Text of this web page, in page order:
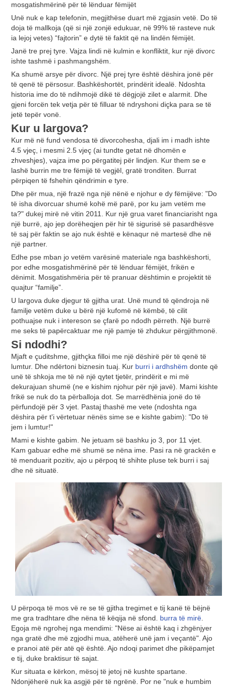
mosgatishmërinë për të lënduar fëmijët
Unë nuk e kap telefonin, megjithëse duart më zgjasin vetë. Do të
doja të mallkoja (që si një zonjë edukuar, në 99% të rasteve nuk
ia lejoj vetes) “fajtorin” e dytë të faktit që na lindën fëmijët.
Janë tre prej tyre. Vajza lindi në kulmin e konfliktit, kur një divorc
ishte tashmë i pashmangshëm.
Ka shumë arsye për divorc. Një prej tyre është dëshira jonë për
të qenë të përsosur. Bashkëshortët, prindërit idealë. Ndoshta
historia ime do të ndihmojë dikë të dëgjojë zilet e alarmit. Dhe
gjeni forcën tek vetja për të filluar të ndryshoni diçka para se të
jetë tepër vonë.
Kur u largova?
Kur më në fund vendosa të divorcohesha, djali im i madh ishte
4.5 vjeç, i mesmi 2.5 vjeç (ai tundte getat në dhomën e
zhveshjes), vajza ime po përgatitej për lindjen. Kur them se e
lashë burrin me tre fëmijë të vegjël, gratë tronditen. Burrat
përpiqen të fshehin qëndrimin e tyre.
Dhe për mua, një frazë nga një nënë e njohur e dy fëmijëve: "Do
të isha divorcuar shumë kohë më parë, por ku jam vetëm me
ta?" dukej mirë në vitin 2011. Kur një grua varet financiarisht nga
një burrë, ajo jep dorëheqjen për hir të sigurisë së pasardhësve
të saj për faktin se ajo nuk është e kënaqur në martesë dhe në
një partner.
Edhe pse mban jo vetëm varësinë materiale nga bashkëshorti,
por edhe mosgatishmërinë për të lënduar fëmijët, frikën e
dënimit. Mosgatishmëria për të pranuar dështimin e projektit të
quajtur “familje”.
U largova duke djegur të gjitha urat. Unë mund të qëndroja në
familje vetëm duke u bërë një kufomë në këmbë, të cilit
pothuajse nuk i intereson se çfarë po ndodh përreth. Një burrë
me seks të papërcaktuar me një pamje të zhdukur përgjithmonë.
Si ndodhi?
Mjaft e çuditshme, gjithçka filloi me një dëshirë për të qenë të
lumtur. Dhe ndërtoni biznesin tuaj. Kur burri i ardhshëm donte që
unë të shkoja me të në një qytet tjetër, prindërit e mi më
dekurajuan shumë (ne e kishim njohur për një javë). Mami kishte
frikë se nuk do ta përballoja dot. Se marrëdhënia jonë do të
përfundojë për 3 vjet. Pastaj thashë me vete (ndoshta nga
dëshira për t'i vërtetuar nënës sime se e kishte gabim): "Do të
jem i lumtur!"
Mami e kishte gabim. Ne jetuam së bashku jo 3, por 11 vjet.
Kam gabuar edhe më shumë se nëna ime. Pasi ra në grackën e
të menduarit pozitiv, ajo u përpoq të shihte pluse tek burri i saj
dhe në situatë.
U përpoqa të mos vë re se të gjitha tregimet e tij kanë të bëjnë
me gra tradhtare dhe nëna të këqija në sfond. burra të mirë.
Egoja më ngrohej nga mendimi: "Nëse ai është kaq i zhgënjyer
nga gratë dhe më zgjodhi mua, atëherë unë jam i veçantë". Ajo
e pranoi atë për atë që është. Ajo ndoqi parimet dhe pikëpamjet
e tij, duke braktisur të sajat.
Kur situata e kërkon, mësoj të jetoj në kushte spartane.
Ndonjëherë nuk ka asgjë për të ngrënë. Por ne "nuk e humbim